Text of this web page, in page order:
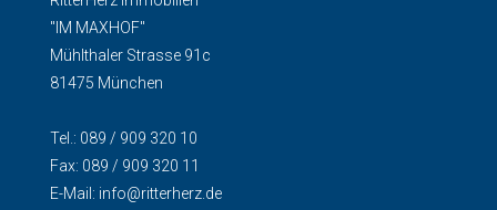
"IM MAXHOF"
Mühlthaler Strasse 91c
81475 München
Tel.: 089 / 909 320 10
Fax: 089 / 909 320 11
E-Mail: info@ritterherz.de